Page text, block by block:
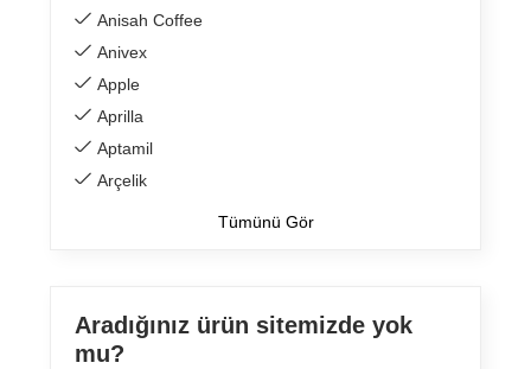
Anisah Coffee
Anivex
Apple
Aprilla
Aptamil
Arçelik
Tümünü Gör
Aradığınız ürün sitemizde yok
mu?